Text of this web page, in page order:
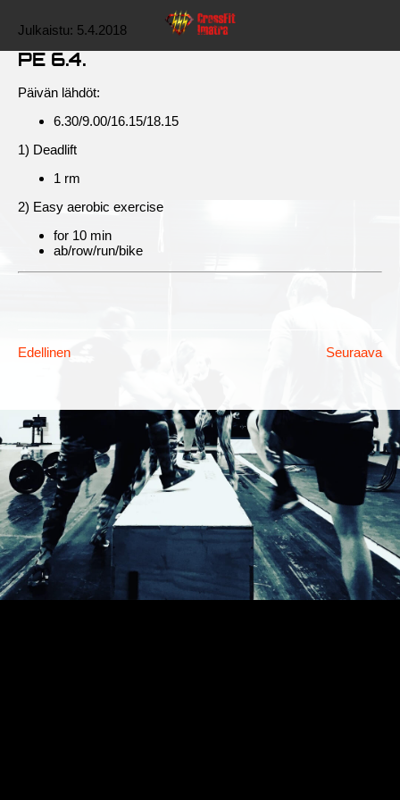
Julkaistu: 5.4.2018
PE 6.4.
Päivän lähdöt:
6.30/9.00/16.15/18.15
1) Deadlift
1 rm
2) Easy aerobic exercise
for 10 min
ab/row/run/bike
Edellinen Seuraava